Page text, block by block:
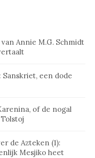
Annie M.G. Schmidt
een dode
of de nogal
de Azteken (1):
Mesjiko heet